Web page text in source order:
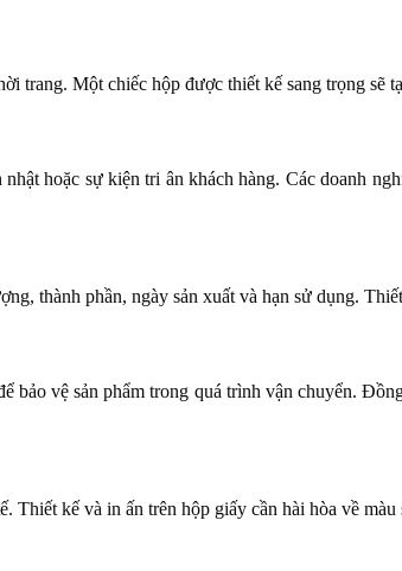
trang. Một chiếc hộp được thiết kế sang trọng sẽ
hoặc sự kiện tri ân khách hàng. Các doanh
thành phần, ngày sản xuất và hạn sử dụng.
bảo vệ sản phẩm trong quá trình vận chuyển.
kế và in ấn trên hộp giấy cần hài hòa về màu